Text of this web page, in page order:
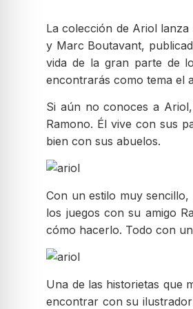
La colección de Ariol
y Marc Boutavant,
vida de la gran parte de
encontrarás como tema el
Si aún no conoces a
Ramono. Él vive con sus
bien con sus abuelos.
Con un estilo muy
los juegos con su amigo
cómo hacerlo. Todo con
Una de las historietas que
encontrar con su